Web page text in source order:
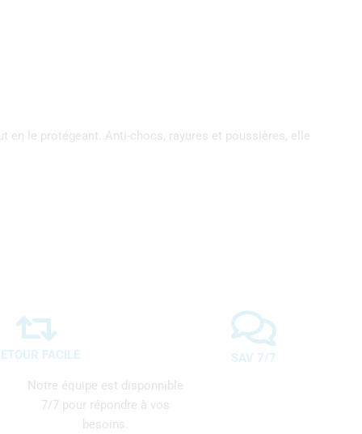
en le protégeant. Anti-chocs, rayures et poussières, elle
FACILE
SAV 7/7
Notre équipe est disponnible
7/7 pour répondre à vos
besoins.